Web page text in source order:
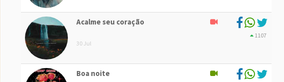
Acalme seu coração
30 Jul
1107
Boa noite